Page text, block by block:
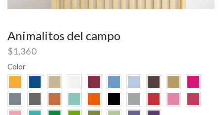
Animalitos del campo
$1,360
Color